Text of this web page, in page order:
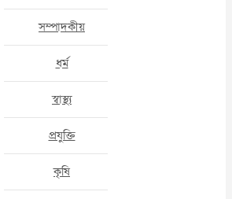
সম্পাদকীয়
ধর্ম
স্বাস্থ্য
প্রযুক্তি
কৃষি